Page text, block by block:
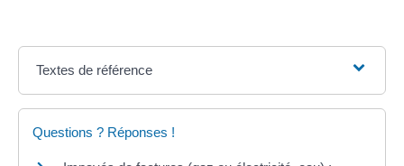
Textes de référence
Questions ? Réponses !